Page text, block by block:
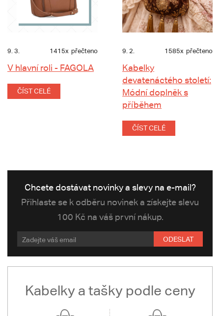
9. 3. 1415x přečteno
V hlavní roli - FAGOLA
ČÍST CELÉ
9. 2. 1585x přečteno
Kabelky
devatenáctého století:
Módní doplněk s
příběhem
ČÍST CELÉ
Chcete dostávat novinky a slevy na e-mail?
Přihlaste se k odběru novinek a získejte slevu
100 Kč na váš první nákup.
ODESLAT
Kabelky a tašky podle ceny